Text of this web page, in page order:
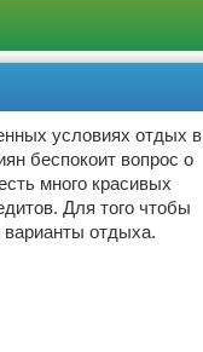
условиях отдых в
беспокоит вопрос о
много красивых
Для того чтобы
варианты отдыха.